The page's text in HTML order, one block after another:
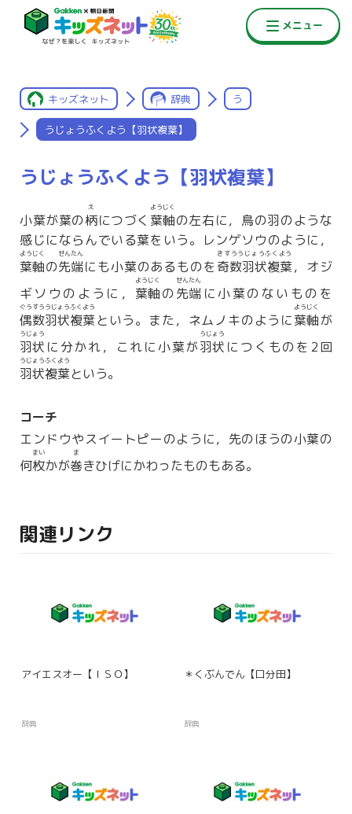
キッズネット 辞典 う
うじょうふくよう【羽状複葉】
うじょうふくよう【羽状複葉】
小葉が葉の柄
え
につづく 葉軸
ようじく
の左右に，鳥の羽のような
感じにならんでいる葉をいう。レンゲソウのように，
葉軸
ようじく
の先端
せんたん
にも小葉のあるものを 奇数羽状複葉
きすううじょうふくよう
，オジ
ギソウのように， 葉軸
ようじく
の先端
せんたん
に小葉のないものを
偶数羽状複葉
ぐうすううじょうふくよう
という。また，ネムノキのように葉軸
ようじく
が
羽状
うじょう
に分かれ，これに小葉が羽状
うじょう
につくものを2回
羽状複葉
うじょうふくよう
という。
コーチ
エンドウやスイートピーのように，先のほうの小葉の
何枚
まい
かが巻
ま
きひげにかわったものもある。
関連リンク
アイエスオー【ＩＳＯ】
辞典
＊くぶんでん【口分田】
辞典